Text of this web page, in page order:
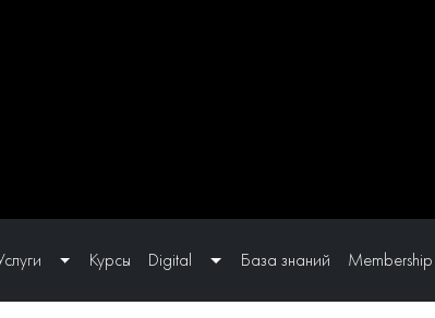
Toggle Dropdown
Курсы Digital База знаний Membership